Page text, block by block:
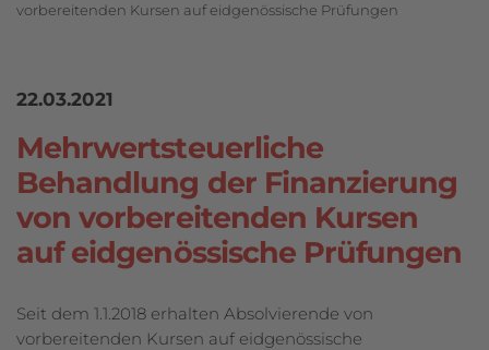
vorbereitenden Kursen auf eidgenössische Prüfungen
22.03.2021
Mehrwertsteuerliche
Behandlung der Finanzierung
von vorbereitenden Kursen
auf eidgenössische Prüfungen
Seit dem 1.1.2018 erhalten Absolvierende von
vorbereitenden Kursen auf eid­genössische